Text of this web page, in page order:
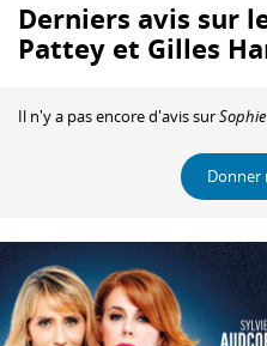
Derniers avis sur
Pattey et Gilles
Il n'y a pas encore d'avis sur
Donner